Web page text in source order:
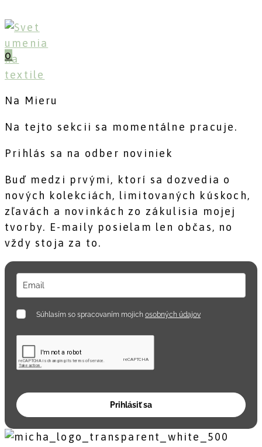
to
content
0
Na Mieru
Na tejto sekcii sa momentálne pracuje.
Prihlás sa na odber noviniek
Buď medzi prvými, ktorí sa dozvedia o
nových kolekciách, limitovaných kúskoch,
zľavách a novinkách zo zákulisia mojej
tvorby. E-maily posielam len občas, no
vždy stoja za to.
Súhlasím so spracovaním mojich osobných údajov
Prihlásiť sa